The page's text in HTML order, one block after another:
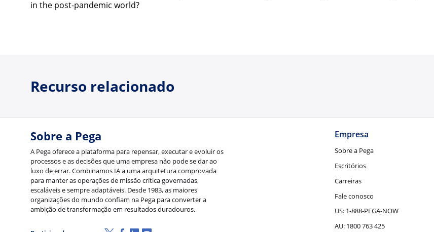
in the post-pandemic world?
Recurso relacionado
Sobre a Pega
A Pega oferece a plataforma para repensar, executar e evoluir os
processos e as decisões que uma empresa não pode se dar ao
luxo de errar. Combinamos IA a uma arquitetura comprovada
para manter as operações de missão crítica governadas,
escaláveis e sempre adaptáveis. Desde 1983, as maiores
organizações do mundo confiam na Pega para converter a
ambição de transformação em resultados duradouros.
Empresa
Sobre a Pega
Escritórios
Carreiras
Fale conosco
US: 1-888-PEGA-NOW
AU: 1800 763 425